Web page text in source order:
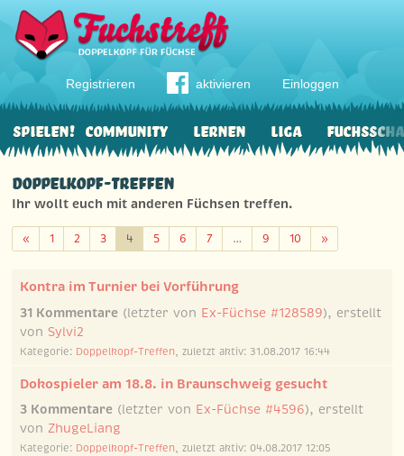
Registrieren aktivieren Einloggen
Community Lernen Liga
Spielen!
Doppelkopf-Treffen
Ihr wollt euch mit anderen Füchsen treffen.
«Zurück
1 2 3 4 5 6 7 … 9 10 »Weiter
Kontra im Turnier bei Vorführung
31 Kommentare(letzter von Ex-Füchse #128589), erstellt
von Sylvi2
Kategorie: Doppelkopf-Treffen, zuletzt aktiv: 31.08.2017 16:44
Dokospieler am 18.8. in Braunschweig gesucht
3 Kommentare(letzter von Ex-Füchse #4596), erstellt
von ZhugeLiang
Kategorie: Doppelkopf-Treffen, zuletzt aktiv: 04.08.2017 12:05